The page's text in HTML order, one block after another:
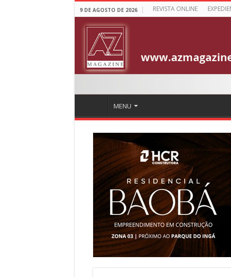
9 DE AGOSTO DE 2026 REVISTA ONLINE
MENU